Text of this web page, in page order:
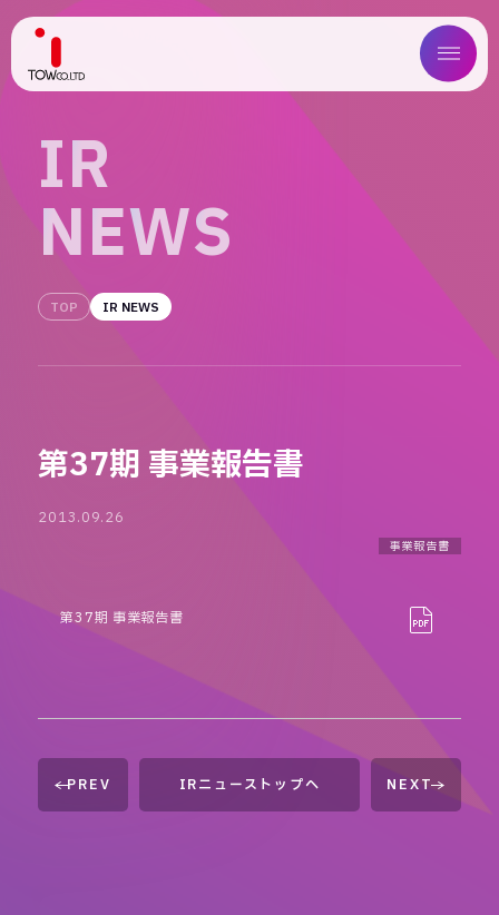
ABOUT US
WORKS
COMPANY
IR
IR
NEWS
TOP IR NEWS
第37期 事業報告書
2013.09.26
事業報告書
第37期 事業報告書
PREV IRニューストップへ NEXT